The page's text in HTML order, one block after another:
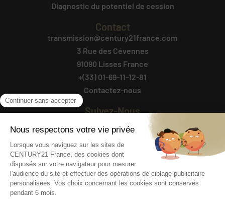
Diagnostic du potentiel de cession
Contact
transmission@century21france.com
3 Rue des Cévennes
91090 Lisses France
+(33) 01-69-11-12-81
Contactez-nous
Suivez-Nous